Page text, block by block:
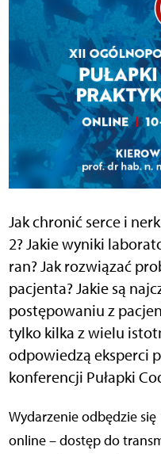
Jak chronić serce i
2? Jakie wyniki
ran? Jak rozwiązać
pacjenta? Jakie są
postępowaniu z
tylko kilka z wielu
odpowiedzą eksperci
konferencji Pułapki
Wydarzenie odbędzie
online – dostęp do